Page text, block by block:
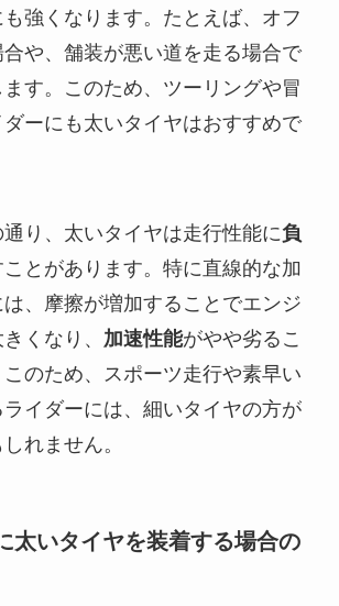
強くなります。たとえば、オフ
や、舗装が悪い道を走る場合で
す。このため、ツーリングや冒
ーにも太いタイヤはおすすめで
り、太いタイヤは走行性能に負
とがあります。特に直線的な加
、摩擦が増加することでエンジ
くなり、 加速性能がやや劣るこ
のため、スポーツ走行や素早い
イダーには、細いタイヤの方が
れません。
太いタイヤを装着する場合の